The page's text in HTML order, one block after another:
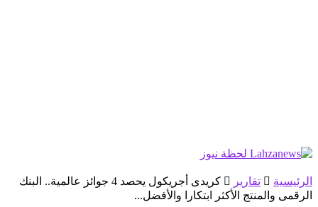
الرئيسية تقارير
كريدى أجريكول يحصد 4 جوائز عالمية.. البنك
الرقمى والمنتج الأكثر ابتكارا والأفضل...